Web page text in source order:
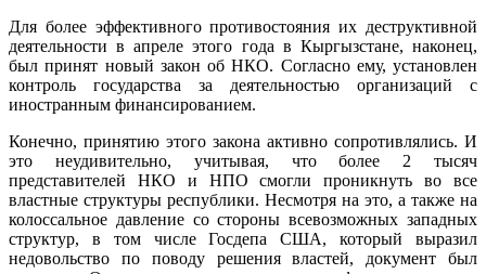
Для более эффективного противостояния их деструктивной
деятельности в апреле этого года в Кыргызстане, наконец,
был принят новый закон об НКО. Согласно ему, установлен
контроль государства за деятельностью организаций с
иностранным финансированием.
Конечно, принятию этого закона активно сопротивлялись. И
это неудивительно, учитывая, что более 2 тысяч
представителей НКО и НПО смогли проникнуть во все
властные структуры республики. Несмотря на это, а также на
колоссальное давление со стороны всевозможных западных
структур, в том числе Госдепа США, который выразил
недовольство по поводу решения властей, документ был